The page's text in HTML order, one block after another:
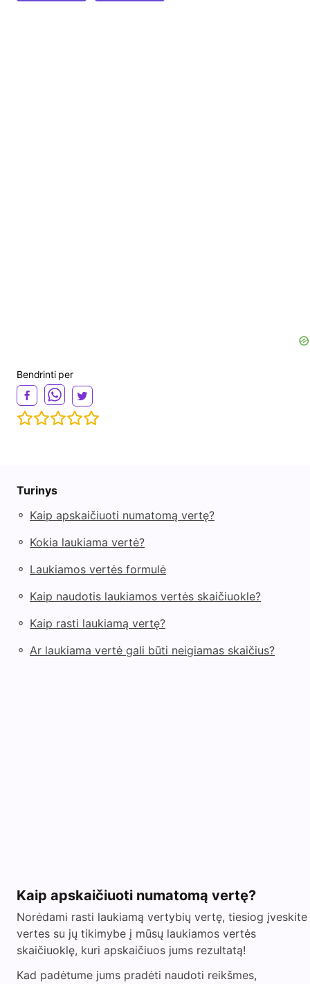
Bendrinti per
Turinys
◦ Kaip apskaičiuoti numatomą vertę?
◦ Kokia laukiama vertė?
◦ Laukiamos vertės formulė
◦ Kaip naudotis laukiamos vertės skaičiuokle?
◦ Kaip rasti laukiamą vertę?
◦ Ar laukiama vertė gali būti neigiamas skaičius?
Kaip apskaičiuoti numatomą vertę?
Norėdami rasti laukiamą vertybių vertę, tiesiog įveskite
vertes su jų tikimybe į mūsų laukiamos vertės
skaičiuoklę, kuri apskaičiuos jums rezultatą!
Kad padėtume jums pradėti naudoti reikšmes,